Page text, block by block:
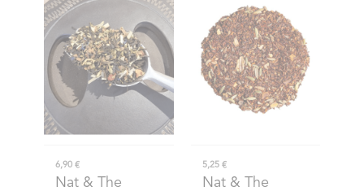
6,90 €
Nat & The
5,25 €
Nat & The